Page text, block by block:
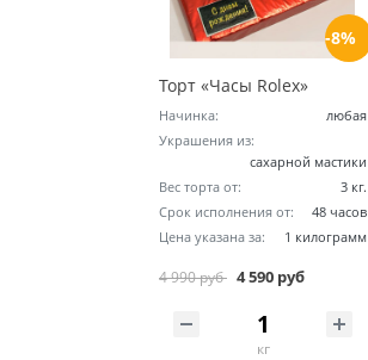
-8%
Торт «Часы Rolex»
Начинка:
любая
Украшения из:
сахарной мастики
Вес торта от:
3 кг.
Срок исполнения от:
48 часов
Цена указана за:
1 килограмм
4 990 руб 4 590 руб
кг